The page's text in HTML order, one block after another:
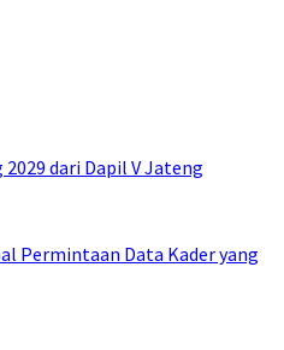
dari Dapil V Jateng
Permintaan Data Kader yang